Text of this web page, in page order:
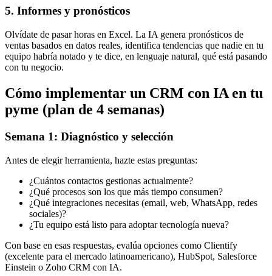
5. Informes y pronósticos
Olvídate de pasar horas en Excel. La IA genera pronósticos de
ventas basados en datos reales, identifica tendencias que nadie en tu
equipo habría notado y te dice, en lenguaje natural, qué está pasando
con tu negocio.
Cómo implementar un CRM con IA en tu
pyme (plan de 4 semanas)
Semana 1: Diagnóstico y selección
Antes de elegir herramienta, hazte estas preguntas:
¿Cuántos contactos gestionas actualmente?
¿Qué procesos son los que más tiempo consumen?
¿Qué integraciones necesitas (email, web, WhatsApp, redes
sociales)?
¿Tu equipo está listo para adoptar tecnología nueva?
Con base en esas respuestas, evalúa opciones como Clientify
(excelente para el mercado latinoamericano), HubSpot, Salesforce
Einstein o Zoho CRM con IA.